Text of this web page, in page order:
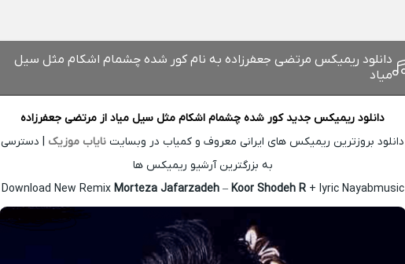
دانلود ریمیکس مرتضی جعفرزاده به نام ﻛﻮر ﺷﺪه ﭼﺸﻤﺎم اﺷﻜﺎم ﻣﺜﻞ ﺳﻴﻞ
ﻣﻴﺎد
دانلود ریمیکس جدیدﻛﻮر ﺷﺪه ﭼﺸﻤﺎم اﺷﻜﺎم ﻣﺜﻞ ﺳﻴﻞ ﻣﻴﺎد از مرتضی جعفرزاده
دانلود بروزترین ریمیکس های ایرانی معروف و کمیاب در وبسایت نایاب موزیک | دسترسی
به بزرگترین آرشیو ریمیکس ها
Download New Remix Morteza Jafarzadeh– Koor Shodeh R+ lyric Nayabmusic